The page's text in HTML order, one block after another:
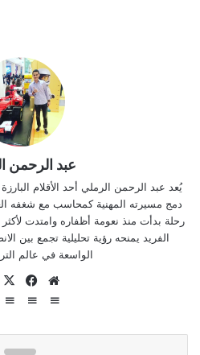
عبد الرحمن
دمج مسيرته المهنية كمحاسب مع شغفه
رحلة بدأت منذ نعومة أظفاره وامتدت
الفريد يمنحه رؤية تحليلية تجمع بين
الواسعة في عالم
موقع فيسبوك
‫X